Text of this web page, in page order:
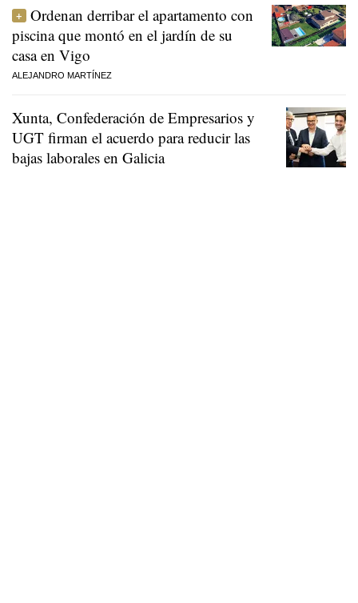
Ordenan derribar el apartamento con
piscina que montó en el jardín de su
casa en Vigo
ALEJANDRO MARTÍNEZ
Xunta, Confederación de Empresarios y
UGT firman el acuerdo para reducir las
bajas laborales en Galicia